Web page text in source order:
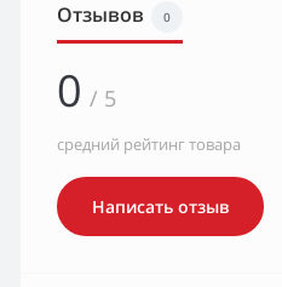
Отзывов 0
0 / 5
средний рейтинг товара
Написать отзыв